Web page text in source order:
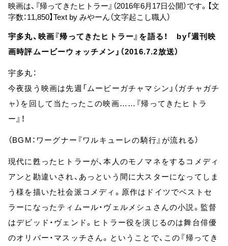
映画は、 『帰ってきたヒトラー』 （2016年6月17日公開）です。【文
字数：11,850】Text by みやーん（文字起こし職人）
宇多丸、映画『帰ってきたヒトラー』を語る！ by「週刊映
画時評ムービーウォッチメン」（2016.7.2放送）
宇多丸：
今夜扱う映画は先週「ムービーガチャマシン」（ガチャガチ
ャ）を回して当たったこの映画……『帰ってきたヒトラ
ー』！
（BGM：ワーグナー『ワルキューレの騎行』が流れる）
現代に甦ったヒトラーが、本人のモノマネをするコメディ
アンと勘違いされ、あっという間に大スターになってしま
う様を描いた社会派コメディ。原作はドイツでベストセ
ラーになったティムール・ヴェルメシュさんの小説。監督
はデビッド・ヴェンド。ヒトラー役を演じるのは舞台俳優
のオリバー・マスッチさん。ということで、この『帰ってき